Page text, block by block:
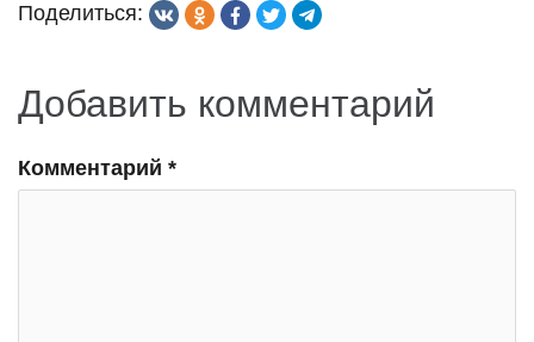
Поделиться:
Добавить комментарий
Комментарий *